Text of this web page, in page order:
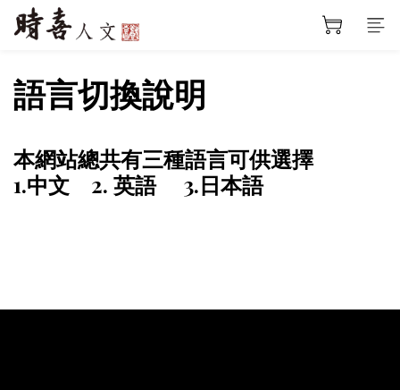
語言切換說明
本網站總共有三種語言可供選擇
1.中文 2. 英語 3.日本語